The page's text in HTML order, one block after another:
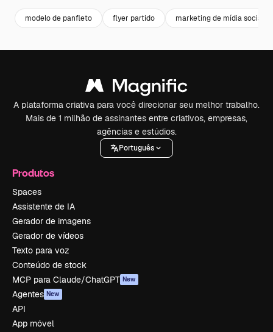
modelo de panfleto flyer partido marketing de mídia social
A plataforma criativa para você direcionar seu melhor trabalho.
Mais de 1 milhão de assinantes entre criativos, empresas,
agências e estúdios.
Português
Produtos
Spaces
Assistente de IA
Gerador de imagens
Gerador de vídeos
Texto para voz
Conteúdo de stock
MCP para Claude/ChatGPT New
Agentes New
API
App móvel